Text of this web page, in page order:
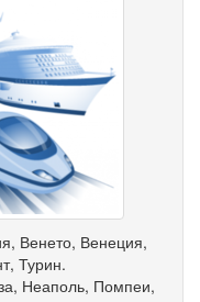
Венето, Венеция,
Турин.
Неаполь, Помпеи,